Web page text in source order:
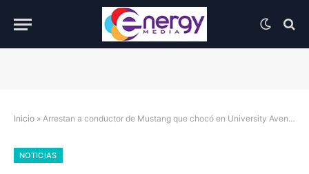
Inicio » Arrestan a conductor de Mustang que chocó en University Avenue
NOTICIAS